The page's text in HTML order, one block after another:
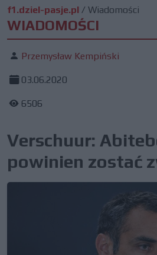
f1.dziel-pasje.pl / Wiadomości
WIADOMOŚCI
Przemysław Kempiński
03.06.2020
6506
Verschuur:
powinien zostać